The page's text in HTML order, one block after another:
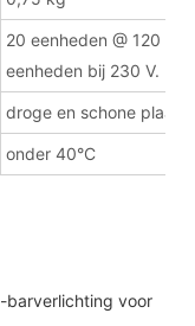
20 eenheden @ 120 V;
eenheden bij 230 V.
droge en schone plaats
onder 40°C